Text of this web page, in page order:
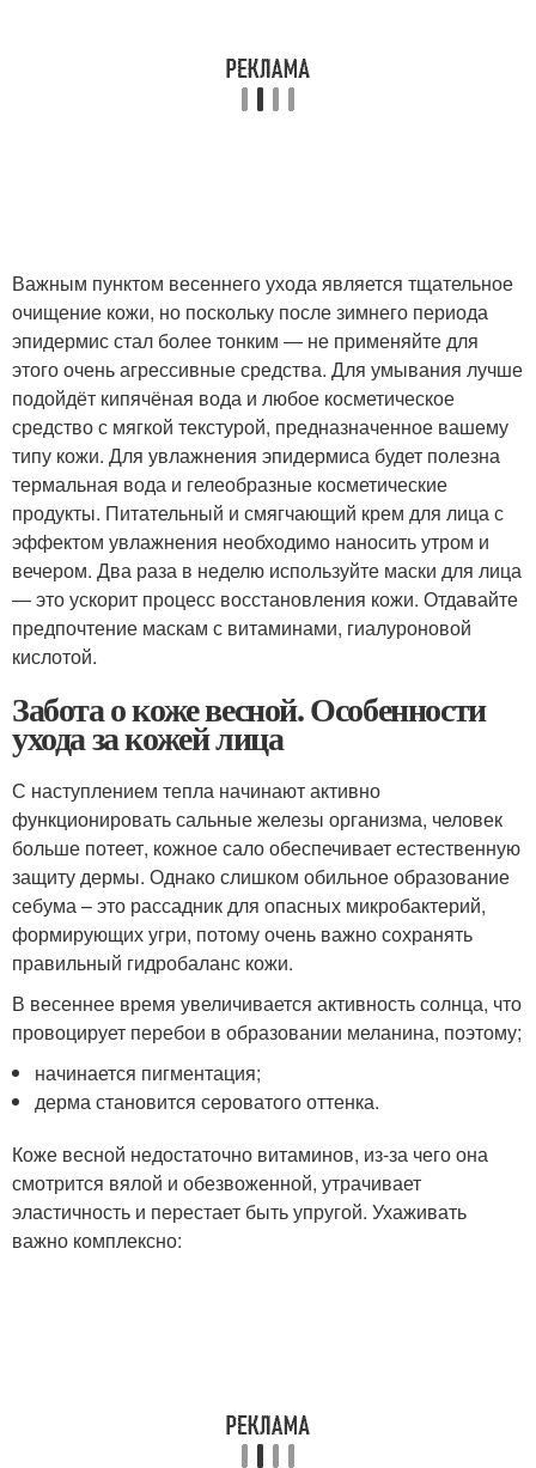
Важным пунктом весеннего ухода является тщательное
очищение кожи, но поскольку после зимнего периода
эпидермис стал более тонким ― не применяйте для
этого очень агрессивные средства. Для умывания лучше
подойдёт кипячёная вода и любое косметическое
средство с мягкой текстурой, предназначенное вашему
типу кожи. Для увлажнения эпидермиса будет полезна
термальная вода и гелеобразные косметические
продукты. Питательный и смягчающий крем для лица с
эффектом увлажнения необходимо наносить утром и
вечером. Два раза в неделю используйте маски для лица
― это ускорит процесс восстановления кожи. Отдавайте
предпочтение маскам с витаминами, гиалуроновой
кислотой.
Забота о коже весной. Особенности
ухода за кожей лица
С наступлением тепла начинают активно
функционировать сальные железы организма, человек
больше потеет, кожное сало обеспечивает естественную
защиту дермы. Однако слишком обильное образование
себума – это рассадник для опасных микробактерий,
формирующих угри, потому очень важно сохранять
правильный гидробаланс кожи.
В весеннее время увеличивается активность солнца, что
провоцирует перебои в образовании меланина, поэтому;
начинается пигментация;
дерма становится сероватого оттенка.
Коже весной недостаточно витаминов, из-за чего она
смотрится вялой и обезвоженной, утрачивает
эластичность и перестает быть упругой. Ухаживать
важно комплексно: